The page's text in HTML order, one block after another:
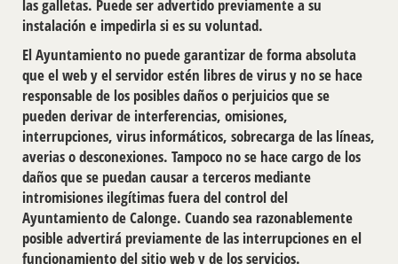
las galletas. Puede ser advertido previamente a su
instalación e impedirla si es su voluntad.
El Ayuntamiento no puede garantizar de forma absoluta
que el web y el servidor estén libres de virus y no se hace
responsable de los posibles daños o perjuicios que se
pueden derivar de interferencias, omisiones,
interrupciones, virus informáticos, sobrecarga de las líneas,
averias o desconexiones. Tampoco no se hace cargo de los
daños que se puedan causar a terceros mediante
intromisiones ilegítimas fuera del control del
Ayuntamiento de Calonge. Cuando sea razonablemente
posible advertirá previamente de las interrupciones en el
funcionamiento del sitio web y de los servicios.